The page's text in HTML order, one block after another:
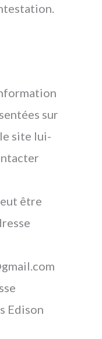
sur
site lui-
être
Edison